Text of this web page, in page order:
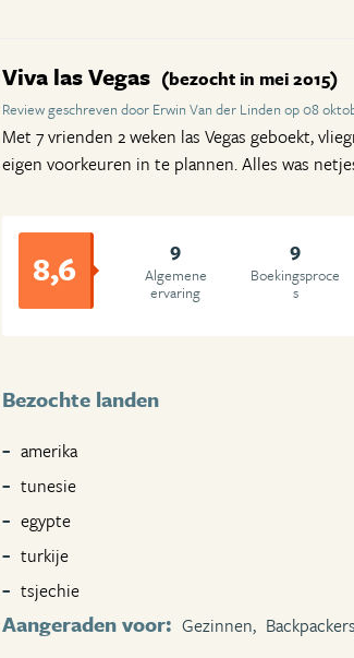
Viva las Vegas (bezocht in mei 2015)
Review geschreven door Erwin Van der Linden op 08
Met 7 vrienden 2 weken las Vegas geboekt,
eigen voorkeuren in te plannen. Alles was
8,6 9
Algemene
ervaring
9
Boekingsproce
s
Bezochte landen
amerika
tunesie
egypte
turkije
tsjechie
Aangeraden voor: Gezinnen,